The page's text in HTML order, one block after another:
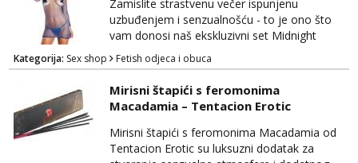
dok pravi stetoskop čini igru s...
Zamislite strastvenu večer ispunjenu
uzbuđenjem i senzualnošću - to je ono što
vam donosi naš ekskluzivni set Midnight
Patrol. Ovaj neodoljiv set obuhvaća sve što
vam je potrebno za nezaboravnu noć
ispunjenu strašću i uzbuđenjem. Uz ovaj set
ćete se osjećati poput pravog zavodnika ili
zavodnice, spremni izraziti svoju erotičnu
stranu. Mrežasta haljina dodaje notu
tajanstva i senzualnosti, dok p...
Kategorija: Sex shop Fetish odjeca i obuca
Mirisni štapići s feromonima
Macadamia – Tentacion Erotic
Mirisni štapići s feromonima Macadamia od
Tentacion Erotic su luksuzni dodatak za